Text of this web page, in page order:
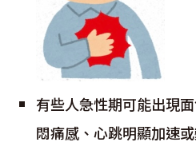
有些人急性期可能出現
悶痛感、心跳明顯加速